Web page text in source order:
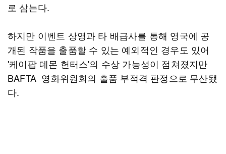
로 삼는다.
하지만 이벤트 상영과 타 배급사를 통해 영국에 공
개된 작품을 출품할 수 있는 예외적인 경우도 있어
'케이팝 데몬 헌터스'의 수상 가능성이 점쳐졌지만
BAFTA 영화위원회의 출품 부적격 판정으로 무산됐
다.